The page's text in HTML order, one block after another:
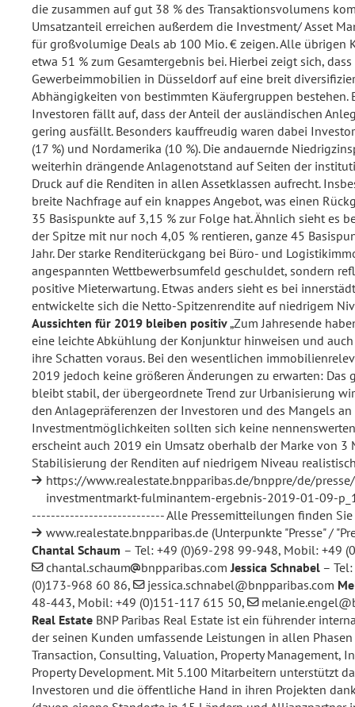
die zusammen auf gut 38 % des Transaktionsvolumens
Umsatzanteil erreichen außerdem die Investment/ Asset
für großvolumige Deals ab 100 Mio. € zeigen. Alle übrigen
etwa 51 % zum Gesamtergebnis bei. Hierbei zeigt sich,
Gewerbeimmobilien in Düsseldorf auf eine breit
Abhängigkeiten von bestimmten Käufergruppen bestehen.
Investoren fällt auf, dass der Anteil der ausländischen
gering ausfällt. Besonders kauffreudig waren dabei
(17 %) und Nordamerika (10 %). Die andauernde
weiterhin drängende Anlagenotstand auf Seiten der
Druck auf die Renditen in allen Assetklassen aufrecht.
breite Nachfrage auf ein knappes Angebot, was einen
35 Basispunkte auf 3,15 % zur Folge hat. Ähnlich sieht es
der Spitze mit nur noch 4,05 % rentieren, ganze 45
Jahr. Der starke Renditerückgang bei Büro- und
angespannten Wettbewerbsumfeld geschuldet, sondern
positive Mieterwartung. Etwas anders sieht es bei
entwickelte sich die Netto-Spitzenrendite auf niedrigem
Aussichten für 2019 bleiben positiv„Zum Jahresende
eine leichte Abkühlung der Konjunktur hinweisen und
ihre Schatten voraus. Bei den wesentlichen
2019 jedoch keine größeren Änderungen zu erwarten:
bleibt stabil, der übergeordnete Trend zur Urbanisierung
den Anlagepräferenzen der Investoren und des Mangels
Investmentmöglichkeiten sollten sich keine
erscheint auch 2019 ein Umsatz oberhalb der Marke von 3
Stabilisierung der Renditen auf niedrigem Niveau
https://www.realestate.bnpparibas.de/bnppre/de/
investmentmarkt-fulminantem-ergebnis-2019-01-09-
---------------------------- Alle Pressemitteilungen finden Sie
www.realestate.bnpparibas.de (Unterpunkte "Presse" /
Chantal Schaum – Tel: +49 (0)69-298 99-948, Mobil: +49
chantal.schaum
bnpparibas.com Jessica Schnabel –
(0)173-968 60 86,
jessica.schnabel@bnpparibas.com
48-443, Mobil: +49 (0)151-117 615 50,
Real Estate BNP Paribas Real Estate ist ein führender
der seinen Kunden umfassende Leistungen in allen
Transaction, Consulting, Valuation, Property Management,
Property Development. Mit 5.100 Mitarbeitern unterstützt
Investoren und die öffentliche Hand in ihren Projekten